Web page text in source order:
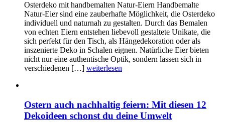
Osterdeko mit handbemalten Natur-Eiern Handbemalte
Natur-Eier sind eine zauberhafte Möglichkeit, die Osterdeko
individuell und naturnah zu gestalten. Durch das Bemalen
von echten Eiern entstehen liebevoll gestaltete Unikate, die
sich perfekt für den Tisch, als Hängedekoration oder als
inszenierte Deko in Schalen eignen. Natürliche Eier bieten
nicht nur eine authentische Optik, sondern lassen sich in
verschiedenen […] weiterlesen
Ostern auch nachhaltig feiern: Mit diesen 12
Dekoideen schonst du deine Umwelt